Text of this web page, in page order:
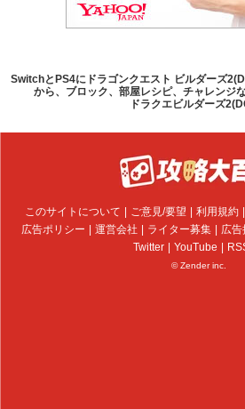
SwitchとPS4にドラゴンクエスト ビルダーズ
から、ブロック、部屋レシピ、チャレンジ
ドラクエビルダーズ
このサイトについて ご意見/要望 利用規約
広告ポリシー
運営会社 ライター募集 広告
Twitter
YouTube
© Zender inc.